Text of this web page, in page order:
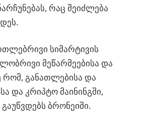
რაც შეიძლება
სიმარტივის
მეწარმეებისა და
რომ, განათლებისა და
და კრიპტო მაინინგში,
ბრონეიში.